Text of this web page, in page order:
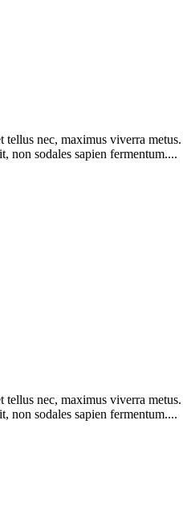
tellus nec, maximus viverra
non sodales sapien fermentum....
tellus nec, maximus viverra
non sodales sapien fermentum....